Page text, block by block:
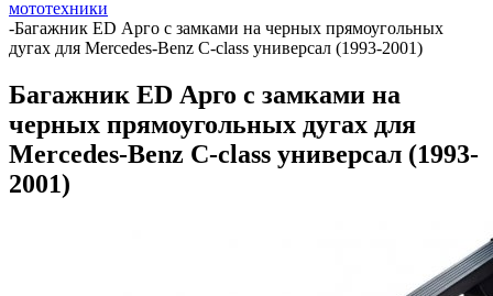
мототехники
-Багажник ED Арго с замками на черных прямоугольных
дугах для Mercedes-Benz C-class универсал (1993-2001)
Багажник ED Арго с замками на
черных прямоугольных дугах для
Mercedes-Benz C-class универсал (1993-
2001)